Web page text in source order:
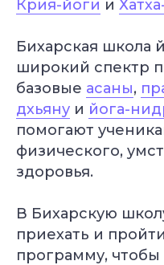
Крия-йоги и
Бихарская школа
широкий спектр
базовые асаны,
дхьяну и йога-
помогают
физического,
здоровья.
В Бихарскую
приехать и
программу, чтобы